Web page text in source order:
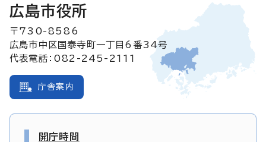
広島市役所
〒730-8586
広島市中区国泰寺町一丁目6番34号
代表電話：082-245-2111
庁舎案内
開庁時間